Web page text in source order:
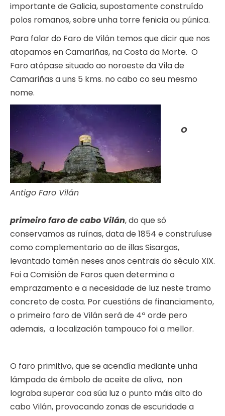
importante de Galicia, supostamente construído
polos romanos, sobre unha torre fenicia ou púnica.
Para falar do Faro de Vilán temos que dicir que nos
atopamos en Camariñas, na Costa da Morte. O
Faro atópase situado ao noroeste da Vila de
Camariñas a uns 5 kms. no cabo co seu mesmo
nome.
Antigo Faro Vilán
O
primeiro faro de cabo Vilán, do que só
conservamos as ruínas, data de 1854 e construíuse
como complementario ao de illas Sisargas,
levantado tamén neses anos centrais do século XIX.
Foi a Comisión de Faros quen determina o
emprazamento e a necesidade de luz neste tramo
concreto de costa. Por cuestións de financiamento,
o primeiro faro de Vilán será de 4ª orde pero
ademais, a localización tampouco foi a mellor.
O faro primitivo, que se acendía mediante unha
lámpada de émbolo de aceite de oliva, non
lograba superar coa súa luz o punto máis alto do
cabo Vilán, provocando zonas de escuridade a